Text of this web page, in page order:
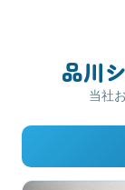
品川
当社